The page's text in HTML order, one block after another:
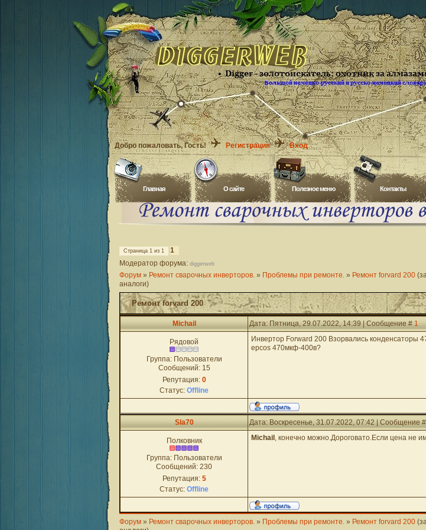
Добро пожаловать, Гость! Регистрация Вход
Главная O сайте Полезное меню Контакты
Страница 1 из 1
1
Модератор форума: diggerweb
Форум » Ремонт сварочных инверторов. » Проблемы при ремонте. » Ремонт forvard 200
аналоги)
Ремонт forvard 200
Michail Дата: Пятница, 29.07.2022, 14:39 | Сообщение #1
Рядовой
Группа: Пользователи
Сообщений: 15
Репутация: 0
Статус: Offline
Инвертор Forward 200 Взорвались конденсаторы
epcos 470мкф-400в?
Sla70 Дата: Воскресенье, 31.07.2022, 07:42 | Сообщение
Полковник
Группа: Пользователи
Сообщений: 230
Репутация: 5
Статус: Offline
Michail , конечно можно.Дороговато.Если цена не
Форум » Ремонт сварочных инверторов. » Проблемы при ремонте. » Ремонт forvard 200